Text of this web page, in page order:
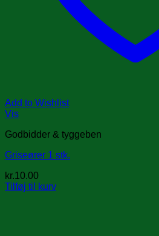
Add to Wishlist
Vis
Godbidder & tyggeben
Griseører 1 stk.
kr.10.00
Tilføj til kurv